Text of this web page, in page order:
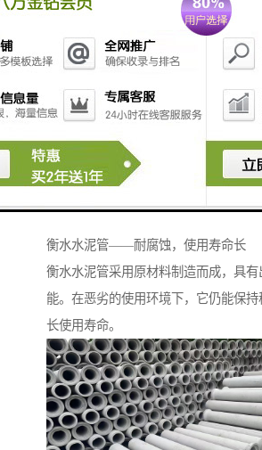
衡水水泥管——耐腐蚀，使用寿命长
衡水水泥管采用原材料制造而成，具
能。在恶劣的使用环境下，它仍能保
长使用寿命。